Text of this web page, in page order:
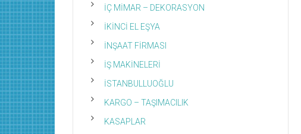
İÇ MİMAR – DEKORASYON
İKİNCİ EL EŞYA
İNŞAAT FİRMASI
İŞ MAKİNELERİ
İSTANBULLUOĞLU
KARGO – TAŞIMACILIK
KASAPLAR